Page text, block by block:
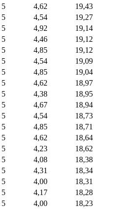
5 4,62
19,43
5 4,54
19,27
5 4,92
19,14
5 4,46
19,12
5 4,85
19,12
5 4,54
19,09
5 4,85
19,04
5 4,62
18,97
5 4,38
18,95
5 4,67
18,94
5 4,54
18,73
5 4,85
18,71
5 4,62
18,64
5 4,23
18,62
5 4,08
18,38
5 4,31
18,34
5 4,00
18,31
5 4,17
18,28
5 4,00
18,23